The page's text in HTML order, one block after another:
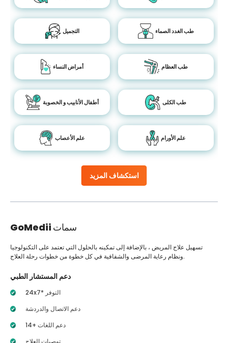
استكشاف المزيد
التجميل طب الغدد الصماء
أمراض النساء طب العظام
أطفال الأنابيب و الخصوبة طب الكلى
علم الأعصاب علم الأورام
GoMedii سمات
تسهيل علاج المريض ، بالإضافة إلى تمكينه بالحلول التي تعتمد على التكنولوجيا
ونظام رعاية المرضى والشفافية في كل خطوة من خطوات رحلة العلاج.
دعم المستشار الطبي
24x7* التوفر
دعم الاتصال والدردشة
14+ دعم اللغات
توصيات العلاج